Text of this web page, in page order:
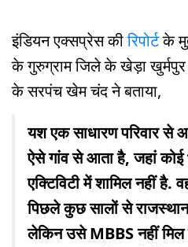
इंडियन एक्सप्रेस कीरिपोर्टके
के गुरुग्राम जिले के खेड़ा खुर्मपुर
के सरपंच खेम चंद ने बताया,
यश एक साधारण परिवार से
ऐसे गांव से आता है, जहां कोई
एक्टिविटी में शामिल नहीं
पिछले कुछ सालों से
लेकिन उसे MBBS नहीं मिल